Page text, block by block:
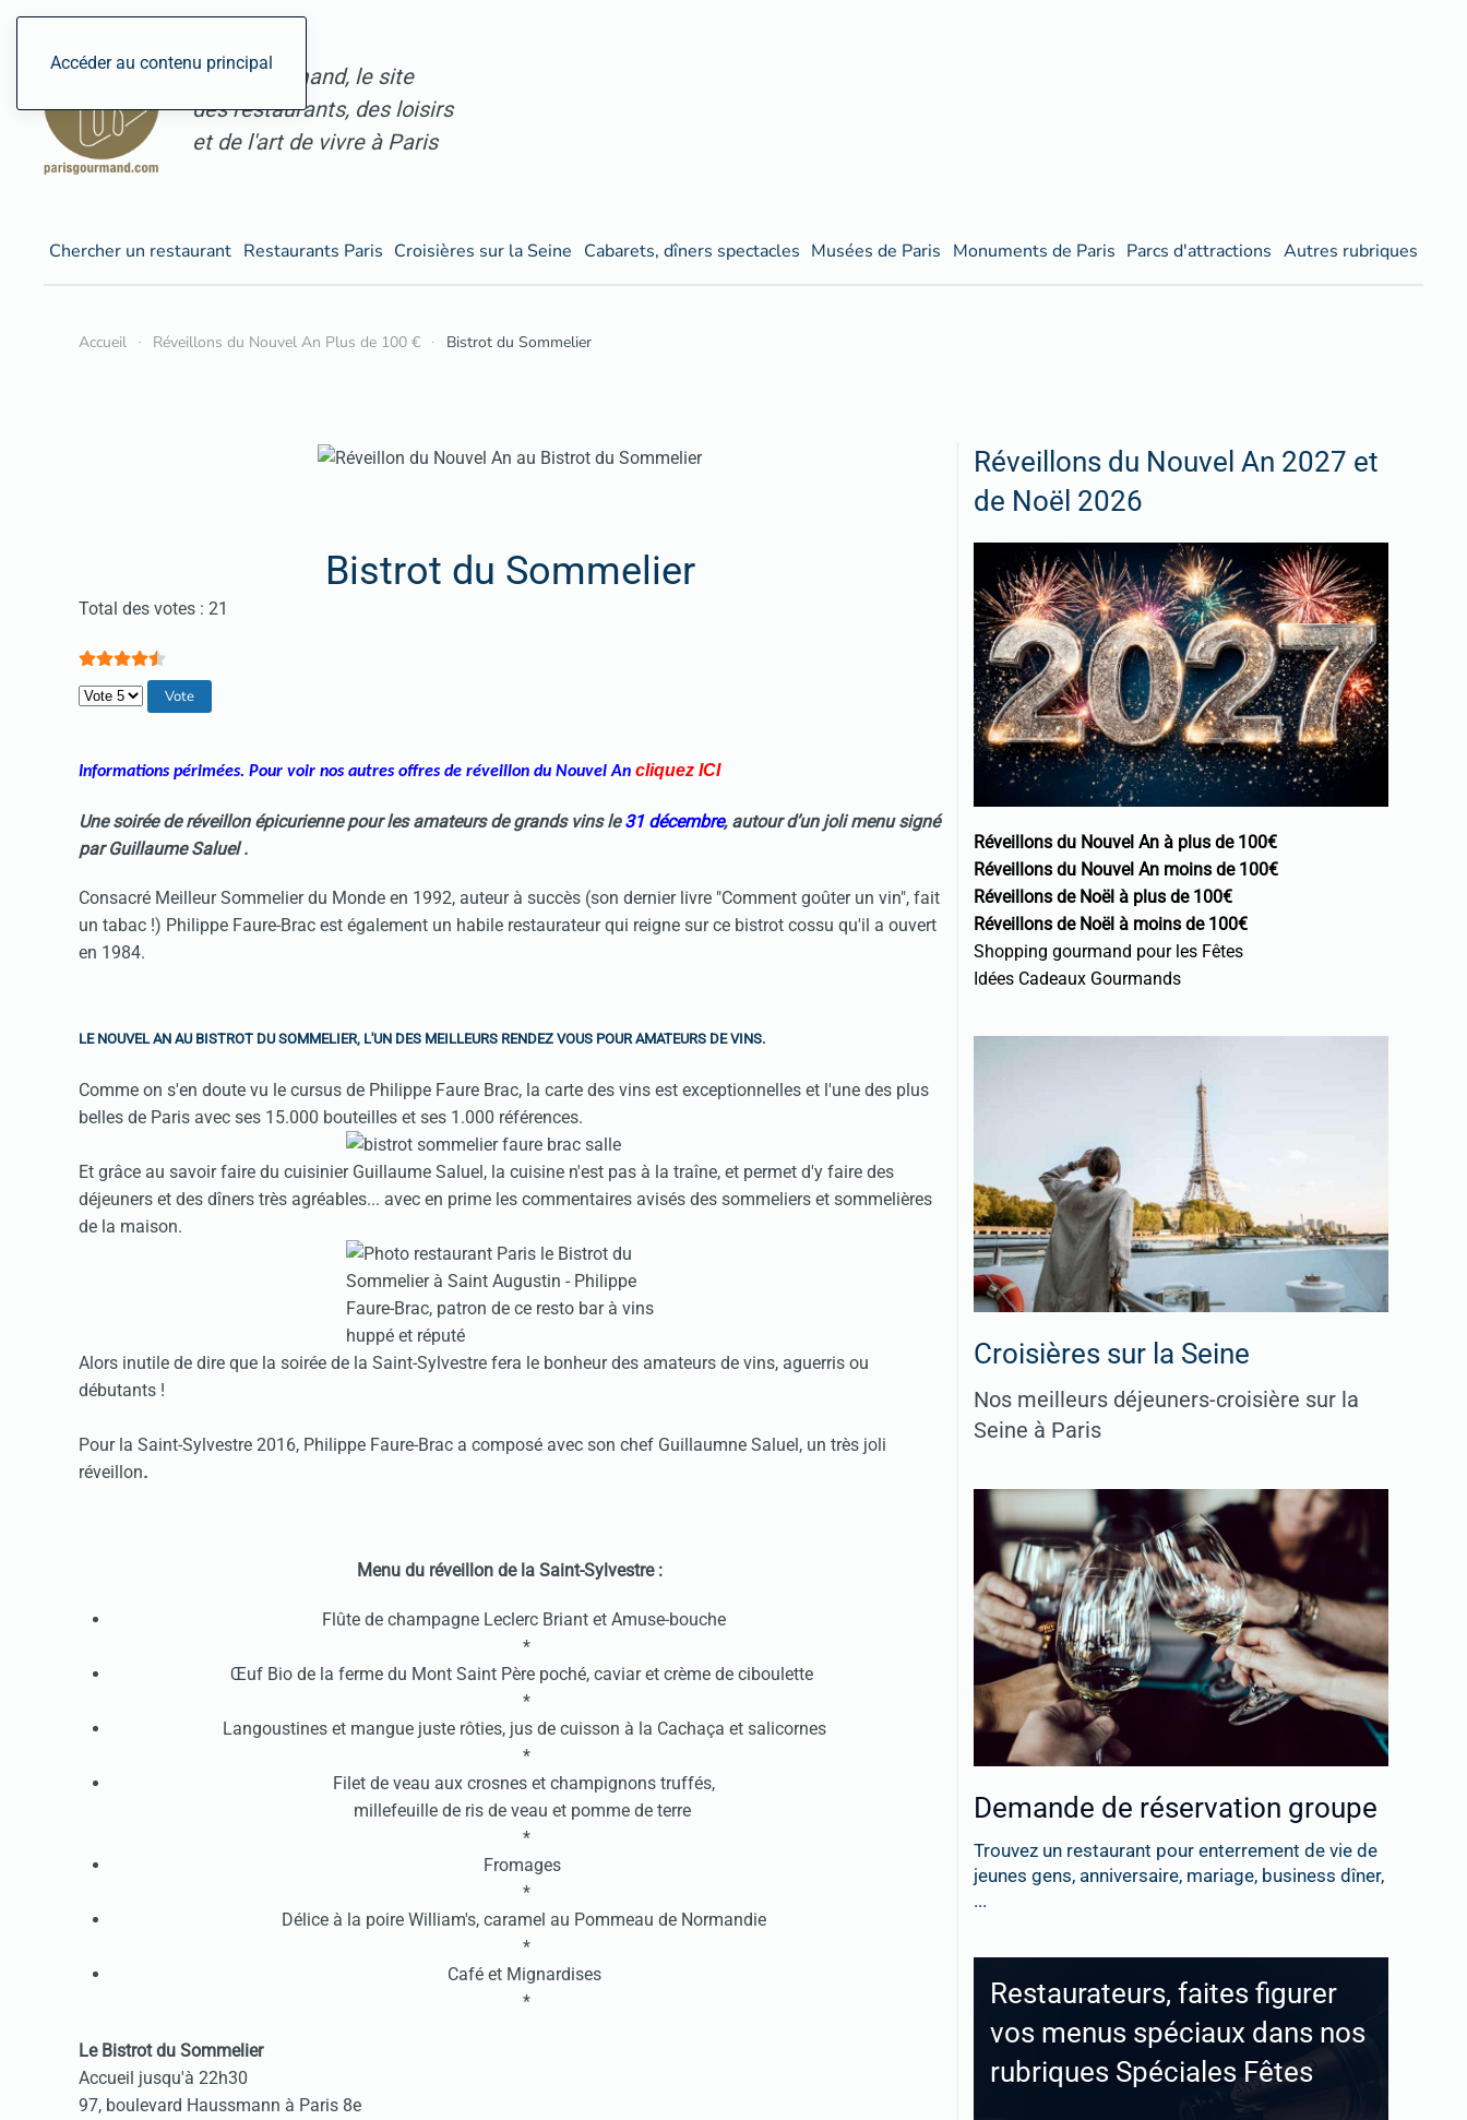
Accéder au contenu principal
ParisGourmand, le site
des restaurants, des loisirs
et de l'art de vivre à Paris
Chercher un restaurant Restaurants Paris Croisières sur la Seine Cabarets, dîners spectacles Musées de Paris Monuments de Paris Parcs d'attractions Autres rubriques
Accueil Réveillons du Nouvel An Plus de 100 € Bistrot du Sommelier
Bistrot du Sommelier
Vote utilisateur:4.5
Total des votes : 21
Veuillez voter
Informations périmées. Pour voir nos autres offres de réveillon du Nouvel An cliquez ICI
Une soirée de réveillon épicurienne pour les amateurs de grands vins le31 décembre, autour d’un joli menu signé
par Guillaume Saluel .
Consacré Meilleur Sommelier du Monde en 1992, auteur à succès (son dernier livre "Comment goûter un vin", fait
un tabac !) Philippe Faure-Brac est également un habile restaurateur qui reigne sur ce bistrot cossu qu'il a ouvert
en 1984.
LE NOUVEL AN AU BISTROT DU SOMMELIER, L'UN DES MEILLEURS RENDEZ VOUS POUR AMATEURS DE VINS.
Comme on s'en doute vu le cursus de Philippe Faure Brac, la carte des vins est exceptionnelles et l'une des plus
belles de Paris avec ses 15.000 bouteilles et ses 1.000 références.
Et grâce au savoir faire du cuisinier Guillaume Saluel, la cuisine n'est pas à la traîne, et permet d'y faire des
déjeuners et des dîners très agréables... avec en prime les commentaires avisés des sommeliers et sommelières
de la maison.
Alors inutile de dire que la soirée de la Saint-Sylvestre fera le bonheur des amateurs de vins, aguerris ou
débutants !
Pour la Saint-Sylvestre 2016, Philippe Faure-Brac a composé avec son chef Guillaumne Saluel, un très joli
réveillon.
Menu du réveillon de la Saint-Sylvestre :
Flûte de champagne Leclerc Briant et Amuse-bouche
*
Œuf Bio de la ferme du Mont Saint Père poché, caviar et crème de ciboulette
*
Langoustines et mangue juste rôties, jus de cuisson à la Cachaça et salicornes
*
Filet de veau aux crosnes et champignons truffés,
millefeuille de ris de veau et pomme de terre
*
Fromages
*
Délice à la poire William's, caramel au Pommeau de Normandie
*
Café et Mignardises
*
Le Bistrot du Sommelier
Accueil jusqu'à 22h30
97, boulevard Haussmann à Paris 8e
Réveillons du Nouvel An 2027 et
de Noël 2026
Réveillons du Nouvel An à plus de 100€
Réveillons du Nouvel An moins de 100€
Réveillons de Noël à plus de 100€
Réveillons de Noël à moins de 100€
Shopping gourmand pour les Fêtes
Idées Cadeaux Gourmands
Croisières sur la Seine
Nos meilleurs déjeuners-croisière sur la
Seine à Paris
Demande de réservation groupe
Trouvez un restaurant pour enterrement de vie de
jeunes gens, anniversaire, mariage, business dîner,
...
Restaurateurs, faites figurer
vos menus spéciaux dans nos
rubriques Spéciales Fêtes